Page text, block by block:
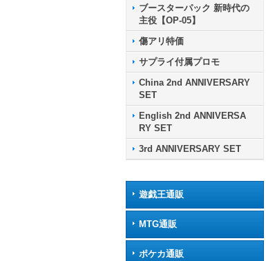
ブースターパック 新時代の
主役【OP-05】
傷アリ特価
サプライ付属プロモ
China 2nd ANNIVERSARY
SET
English 2nd ANNIVERSA
RY SET
3rd ANNIVERSARY SET
遊戯王通販
MTG通販
ポケカ通販